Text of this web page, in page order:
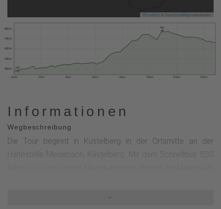
Leaflet OpenStreetMapcontributors
0 km 2 km 4 km 6 km 8 km 10 km 12 km 14 km
400 m
500 m
600 m
700 m
800 m
379
781
Informationen
Wegbeschreibung
Die Tour beginnt in Küstelberg in der Ortsmitte an der
Haltestelle Medebach, Küstelberg. Mit dem Schnellbus S30